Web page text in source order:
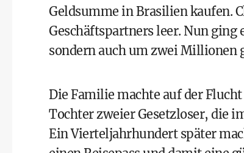
Geldsumme in Brasilien kaufen.
Geschäftspartners leer. Nun
sondern auch um zwei Millionen
Die Familie machte auf der
Tochter zweier Gesetzloser, die
Ein Vierteljahrhundert später